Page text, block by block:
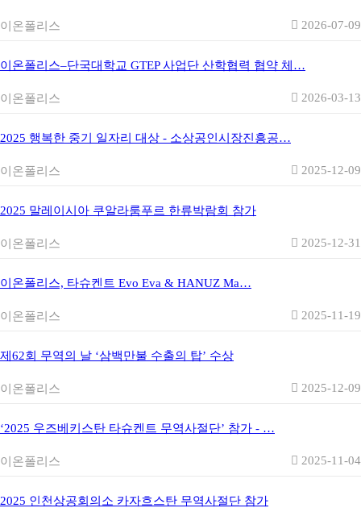
이온폴리스 2026-07-09
이온폴리스–단국대학교 GTEP 사업단 산학협력 협약 체…
이온폴리스 2026-03-13
2025 행복한 중기 일자리 대상 - 소상공인시장진흥공…
이온폴리스 2025-12-09
2025 말레이시아 쿠알라룸푸르 한류박람회 참가
이온폴리스 2025-12-31
이온폴리스, 타슈켄트 Evo Eva & HANUZ Ma…
이온폴리스 2025-11-19
제62회 무역의 날 ‘삼백만불 수출의 탑’ 수상
이온폴리스 2025-12-09
‘2025 우즈베키스탄 타슈켄트 무역사절단’ 참가 - …
이온폴리스 2025-11-04
2025 인천상공회의소 카자흐스탄 무역사절단 참가